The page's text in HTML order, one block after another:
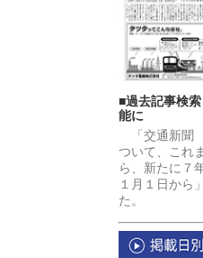
■過去記事検
能に
「交通新聞
ついて、これ
ら、新たに７
１月１日から
た。